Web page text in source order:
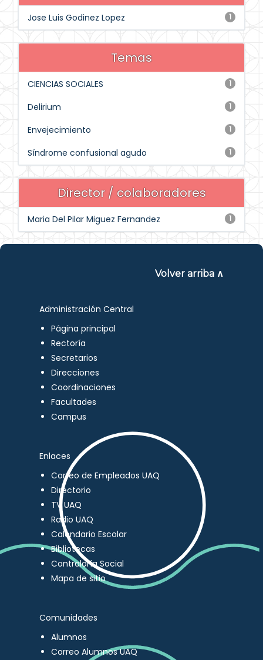
1
Jose Luis Godinez Lopez
Temas
1
CIENCIAS SOCIALES
1
Delirium
1
Envejecimiento
1
Síndrome confusional agudo
Director / colaboradores
1
Maria Del Pilar Miguez Fernandez
Volver arriba ∧
Administración Central
Página principal
Rectoría
Secretarios
Direcciones
Coordinaciones
Facultades
Campus
Enlaces
Correo de Empleados UAQ
Directorio
TV UAQ
Radio UAQ
Calendario Escolar
Bibliotecas
Contraloría Social
Mapa de sitio
Comunidades
Alumnos
Correo Alumnos UAQ